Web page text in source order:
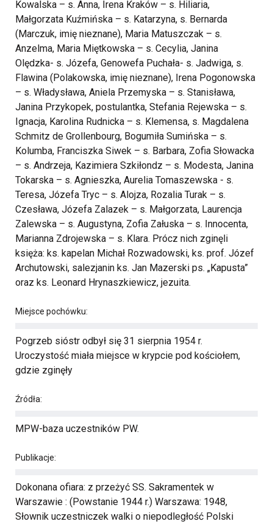
Kowalska – s. Anna, Irena Kraków – s. Hiliaria,
Małgorzata Kuźmińska – s. Katarzyna, s. Bernarda
(Marczuk, imię nieznane), Maria Matuszczak – s.
Anzelma, Maria Miętkowska – s. Cecylia, Janina
Olędzka- s. Józefa, Genowefa Puchała- s. Jadwiga, s.
Flawina (Polakowska, imię nieznane), Irena Pogonowska
– s. Władysława, Aniela Przemyska – s. Stanisława,
Janina Przykopek, postulantka, Stefania Rejewska – s.
Ignacja, Karolina Rudnicka – s. Klemensa, s. Magdalena
Schmitz de Grollenbourg, Bogumiła Sumińska – s.
Kolumba, Franciszka Siwek – s. Barbara, Zofia Słowacka
– s. Andrzeja, Kazimiera Szkiłondz – s. Modesta, Janina
Tokarska – s. Agnieszka, Aurelia Tomaszewska - s.
Teresa, Józefa Tryc – s. Alojza, Rozalia Turak – s.
Czesława, Józefa Zalazek – s. Małgorzata, Laurencja
Zalewska – s. Augustyna, Zofia Załuska – s. Innocenta,
Marianna Zdrojewska – s. Klara. Prócz nich zginęli
księża: ks. kapelan Michał Rozwadowski, ks. prof. Józef
Archutowski, salezjanin ks. Jan Mazerski ps. „Kapusta”
oraz ks. Leonard Hrynaszkiewicz, jezuita.
Miejsce pochówku:
Pogrzeb sióstr odbył się 31 sierpnia 1954 r.
Uroczystość miała miejsce w krypcie pod kościołem,
gdzie zginęły
Źródła:
MPW-baza uczestników PW.
Publikacje:
Dokonana ofiara: z przeżyć SS. Sakramentek w
Warszawie : (Powstanie 1944 r.) Warszawa: 1948,
Słownik uczestniczek walki o niepodległość Polski